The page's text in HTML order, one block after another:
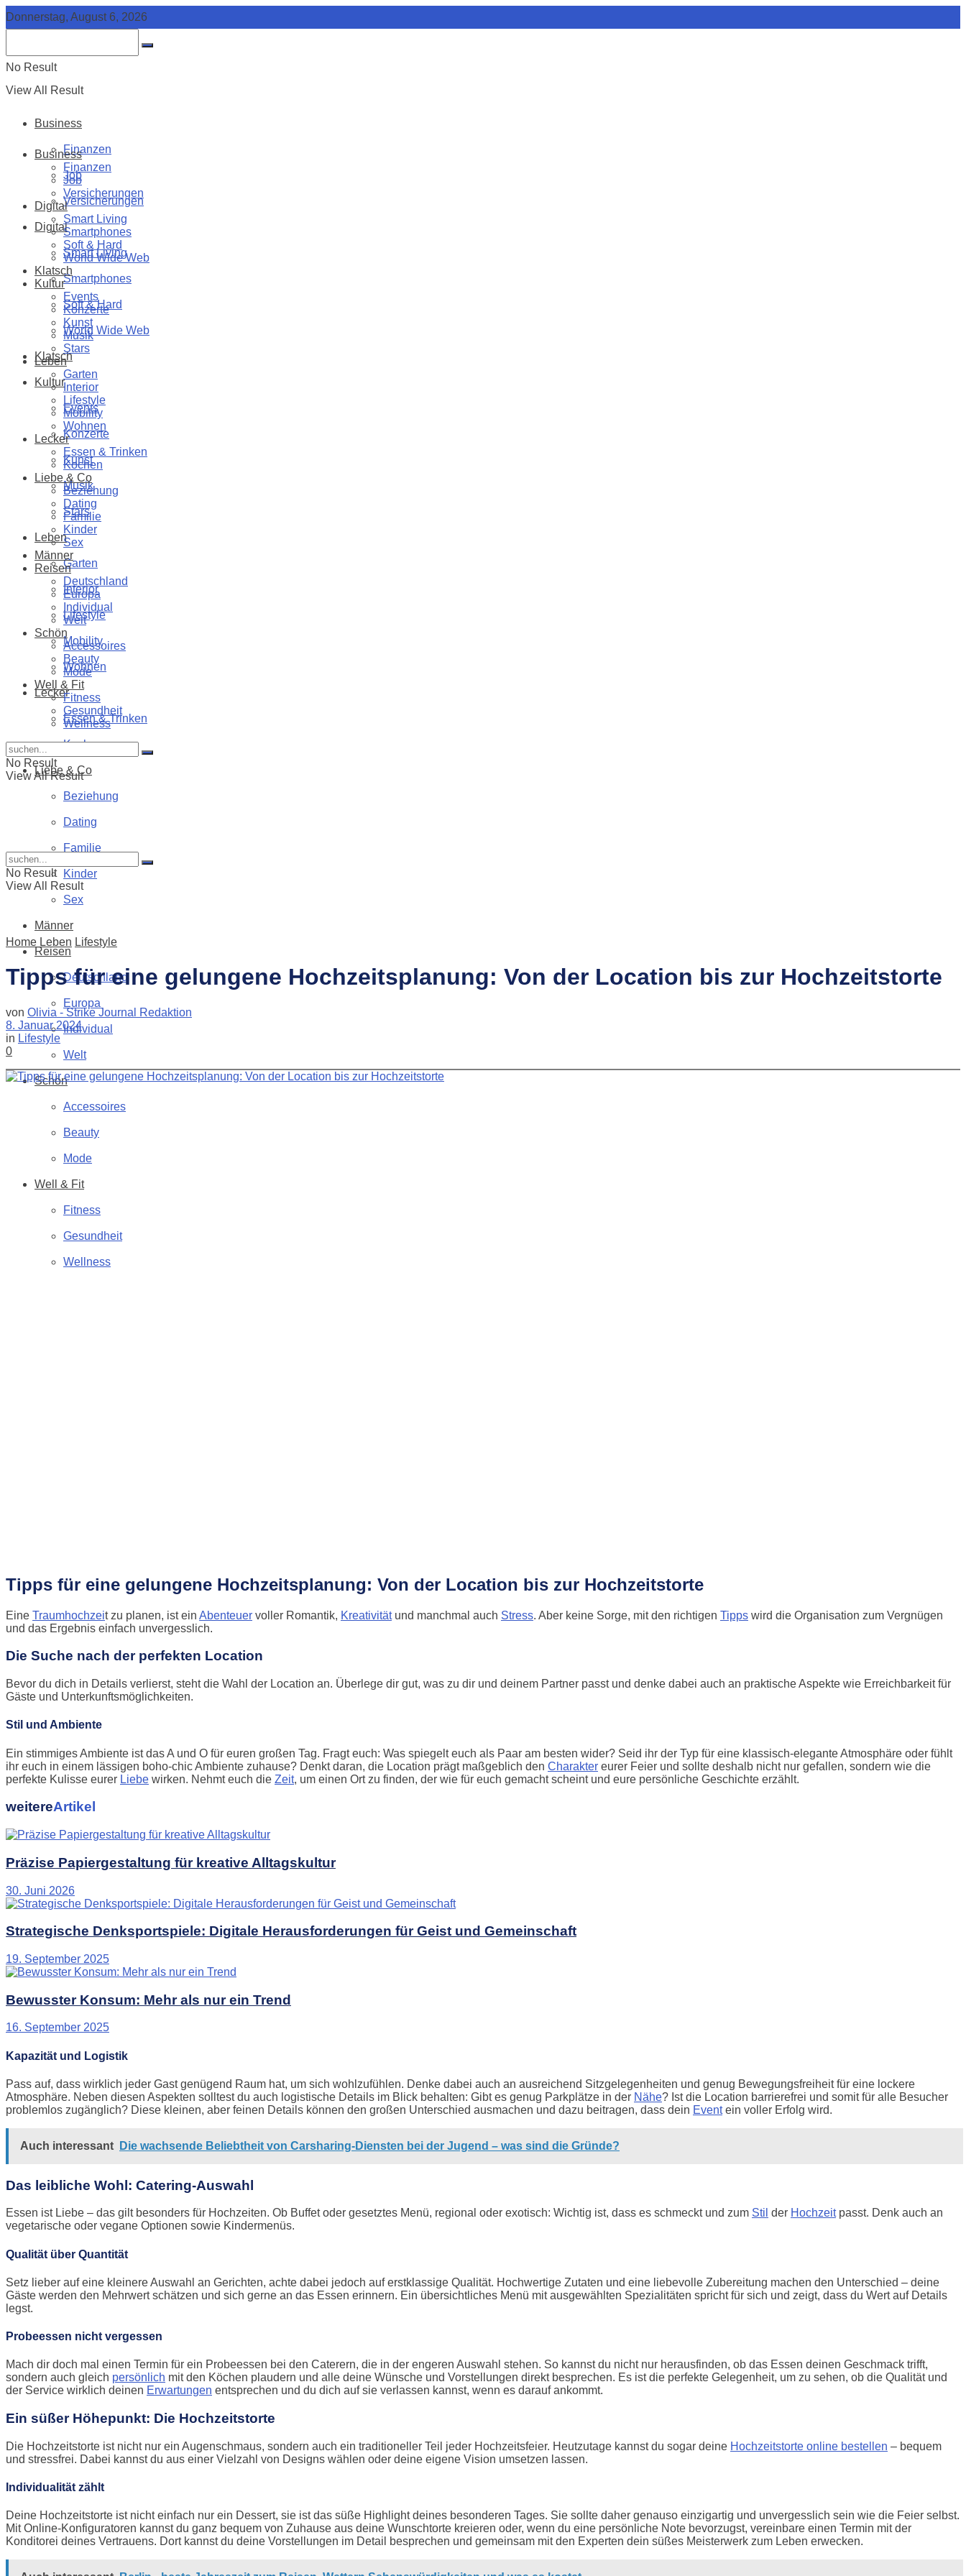
Donnerstag, August 6, 2026
No Result
View All Result
Business
Finanzen
Job
Versicherungen
Digital
Smart Living
Smartphones
Soft & Hard
World Wide Web
Klatsch
Kultur
Events
Konzerte
Kunst
Musik
Stars
Leben
Garten
Interior
Lifestyle
Mobility
Wohnen
Lecker
Essen & Trinken
Kochen
Liebe & Co
Beziehung
Dating
Familie
Kinder
Sex
Männer
Reisen
Deutschland
Europa
Individual
Welt
Schön
Accessoires
Beauty
Mode
Well & Fit
Fitness
Gesundheit
Wellness
Business
Finanzen
Job
Versicherungen
Digital
Smart Living
Smartphones
Soft & Hard
World Wide Web
Klatsch
Kultur
Events
Konzerte
Kunst
Musik
Stars
Leben
Garten
Interior
Lifestyle
Mobility
Wohnen
Lecker
Essen & Trinken
Kochen
Liebe & Co
Beziehung
Dating
Familie
Kinder
Sex
Männer
Reisen
Deutschland
Europa
Individual
Welt
Schön
Accessoires
Beauty
Mode
Well & Fit
Fitness
Gesundheit
Wellness
No Result
View All Result
No Result
View All Result
Home Leben Lifestyle
Tipps für eine gelungene Hochzeitsplanung: Von der Location bis zur Hochzeitstorte
von Olivia - Strike Journal Redaktion
8. Januar 2024
in Lifestyle
0
Tipps für eine gelungene Hochzeitsplanung: Von der Location bis zur Hochzeitstorte
Eine Traumhochzeit zu planen, ist ein Abenteuer voller Romantik, Kreativitätund manchmal auch Stress. Aber keine Sorge, mit den richtigen Tipps wird die Organisation zum Vergnügen
und das Ergebnis einfach unvergesslich.
Die Suche nach der perfekten Location
Bevor du dich in Details verlierst, steht die Wahl der Location an. Überlege dir gut, was zu dir und deinem Partner passt und denke dabei auch an praktische Aspekte wie Erreichbarkeit für
Gäste und Unterkunftsmöglichkeiten.
Stil und Ambiente
Ein stimmiges Ambiente ist das A und O für euren großen Tag. Fragt euch: Was spiegelt euch als Paar am besten wider? Seid ihr der Typ für eine klassisch-elegante Atmosphäre oder fühlt
ihr euch in einem lässigen boho-chic Ambiente zuhause? Denkt daran, die Location prägt maßgeblich den Charakter eurer Feier und sollte deshalb nicht nur gefallen, sondern wie die
perfekte Kulisse eurer Liebe wirken. Nehmt euch die Zeit, um einen Ort zu finden, der wie für euch gemacht scheint und eure persönliche Geschichte erzählt.
weitereArtikel
Präzise Papiergestaltung für kreative Alltagskultur
30. Juni 2026
Strategische Denksportspiele: Digitale Herausforderungen für Geist und Gemeinschaft
19. September 2025
Bewusster Konsum: Mehr als nur ein Trend
16. September 2025
Kapazität und Logistik
Pass auf, dass wirklich jeder Gast genügend Raum hat, um sich wohlzufühlen. Denke dabei auch an ausreichend Sitzgelegenheiten und genug Bewegungsfreiheit für eine lockere
Atmosphäre. Neben diesen Aspekten solltest du auch logistische Details im Blick behalten: Gibt es genug Parkplätze in der Nähe? Ist die Location barrierefrei und somit für alle Besucher
problemlos zugänglich? Diese kleinen, aber feinen Details können den großen Unterschied ausmachen und dazu beitragen, dass dein Eventein voller Erfolg wird.
Auch interessant Die wachsende Beliebtheit von Carsharing-Diensten bei der Jugend – was sind die Gründe?
Das leibliche Wohl: Catering-Auswahl
Essen ist Liebe – das gilt besonders für Hochzeiten. Ob Buffet oder gesetztes Menü, regional oder exotisch: Wichtig ist, dass es schmeckt und zum Stil der Hochzeitpasst. Denk auch an
vegetarische oder vegane Optionen sowie Kindermenüs.
Qualität über Quantität
Setz lieber auf eine kleinere Auswahl an Gerichten, achte dabei jedoch auf erstklassige Qualität. Hochwertige Zutaten und eine liebevolle Zubereitung machen den Unterschied – deine
Gäste werden den Mehrwert schätzen und sich gerne an das Essen erinnern. Ein übersichtliches Menü mit ausgewählten Spezialitäten spricht für sich und zeigt, dass du Wert auf Details
legst.
Probeessen nicht vergessen
Mach dir doch mal einen Termin für ein Probeessen bei den Caterern, die in der engeren Auswahl stehen. So kannst du nicht nur herausfinden, ob das Essen deinen Geschmack trifft,
sondern auch gleich persönlich mit den Köchen plaudern und alle deine Wünsche und Vorstellungen direkt besprechen. Es ist die perfekte Gelegenheit, um zu sehen, ob die Qualität und
der Service wirklich deinen Erwartungen entsprechen und du dich auf sie verlassen kannst, wenn es darauf ankommt.
Ein süßer Höhepunkt: Die Hochzeitstorte
Die Hochzeitstorte ist nicht nur ein Augenschmaus, sondern auch ein traditioneller Teil jeder Hochzeitsfeier. Heutzutage kannst du sogar deine Hochzeitstorte online bestellen – bequem
und stressfrei. Dabei kannst du aus einer Vielzahl von Designs wählen oder deine eigene Vision umsetzen lassen.
Individualität zählt
Deine Hochzeitstorte ist nicht einfach nur ein Dessert, sie ist das süße Highlight deines besonderen Tages. Sie sollte daher genauso einzigartig und unvergesslich sein wie die Feier selbst.
Mit Online-Konfiguratoren kannst du ganz bequem von Zuhause aus deine Wunschtorte kreieren oder, wenn du eine persönliche Note bevorzugst, vereinbare einen Termin mit der
Konditorei deines Vertrauens. Dort kannst du deine Vorstellungen im Detail besprechen und gemeinsam mit den Experten dein süßes Meisterwerk zum Leben erwecken.